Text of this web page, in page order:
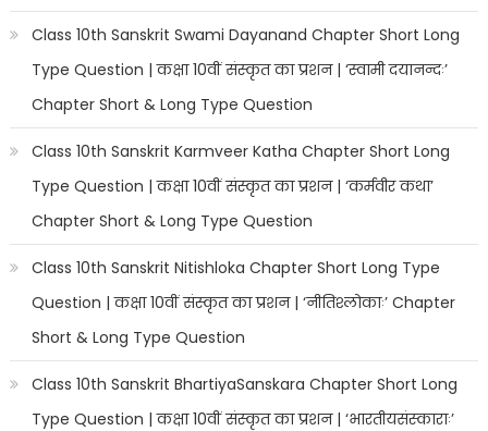
Class 10th Sanskrit Swami Dayanand Chapter Short Long
Type Question | कक्षा 10वीं संस्कृत का प्रशन | ‘स्वामी दयानन्दः’
Chapter Short & Long Type Question
Class 10th Sanskrit Karmveer Katha Chapter Short Long
Type Question | कक्षा 10वीं संस्कृत का प्रशन | ‘कर्मवीर कथा’
Chapter Short & Long Type Question
Class 10th Sanskrit Nitishloka Chapter Short Long Type
Question | कक्षा 10वीं संस्कृत का प्रशन | ‘नीतिश्लोकाः’ Chapter
Short & Long Type Question
Class 10th Sanskrit BhartiyaSanskara Chapter Short Long
Type Question | कक्षा 10वीं संस्कृत का प्रशन | ‘भारतीयसंस्काराः’